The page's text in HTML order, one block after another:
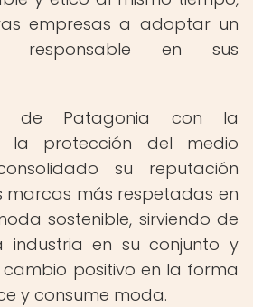
empresas a adoptar un
responsable en sus
de Patagonia con la
la protección del medio
su reputación
marcas más respetadas en
sostenible, sirviendo de
industria en su conjunto y
positivo en la forma
y consume moda.